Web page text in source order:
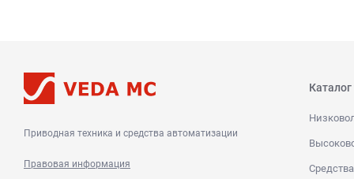
Приводная техника и средства автоматизации
Правовая информация